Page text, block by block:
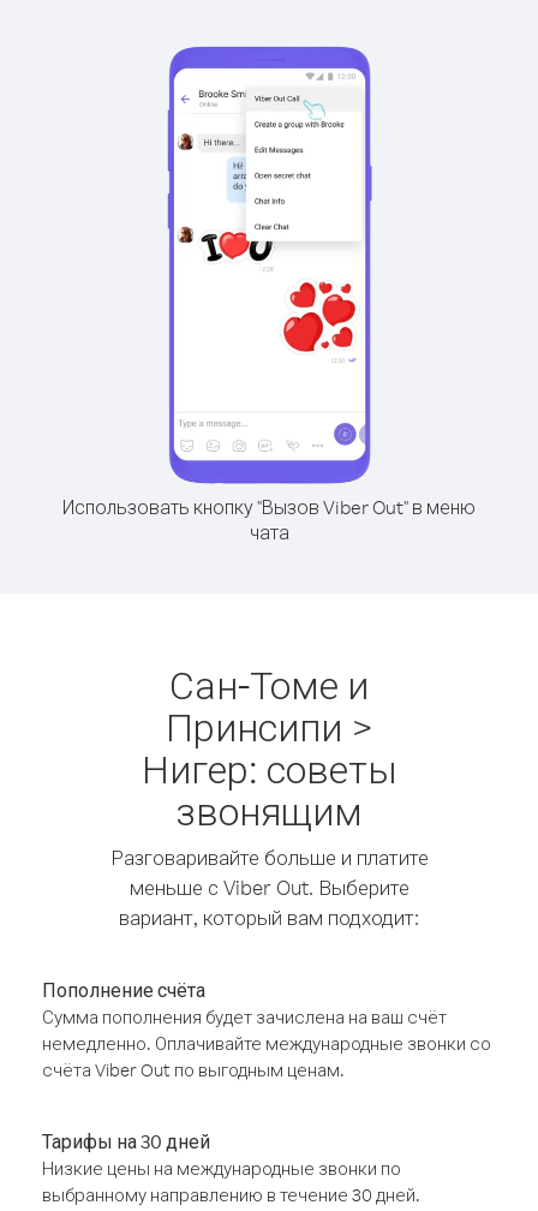
Использовать кнопку "Вызов Viber Out" в меню
чата
Сан-Томе и
Принсипи >
Нигер: советы
звонящим
Разговаривайте больше и платите
меньше с Viber Out. Выберите
вариант, который вам подходит:
Пополнение счёта
Сумма пополнения будет зачислена на ваш счёт
немедленно. Оплачивайте международные звонки со
счёта Viber Out по выгодным ценам.
Тарифы на 30 дней
Низкие цены на международные звонки по
выбранному направлению в течение 30 дней.